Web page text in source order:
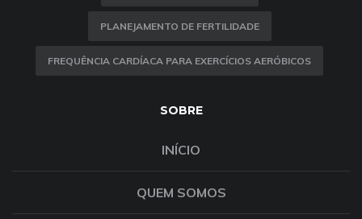
PLANEJAMENTO DE FERTILIDADE
FREQUÊNCIA CARDÍACA PARA EXERCÍCIOS AERÓBICOS
SOBRE
INÍCIO
QUEM SOMOS